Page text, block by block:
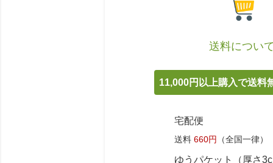
送料につい
11,000円以上購入で送料
宅配便
送料 660円 （全国一律）
ゆうパケット（厚さ